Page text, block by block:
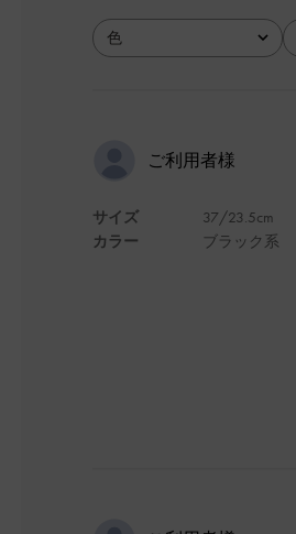
色全て
ご利用者様
サイズ
カラー
37/23.5cm
ブラック系